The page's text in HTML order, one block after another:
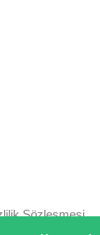
Sözleşmesi